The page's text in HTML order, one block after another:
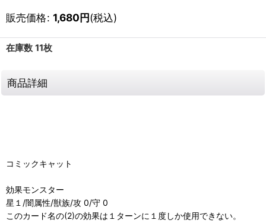
販売価格: 1,680円(税込)
在庫数 11枚
商品詳細
コミックキャット
効果モンスター
星１/闇属性/獣族/攻 0/守 0
このカード名の(2)の効果は１ターンに１度しか使用できない。